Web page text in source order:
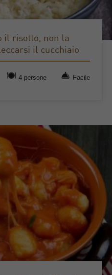
il risotto, non la
il cucchiaio
4 persone Facile